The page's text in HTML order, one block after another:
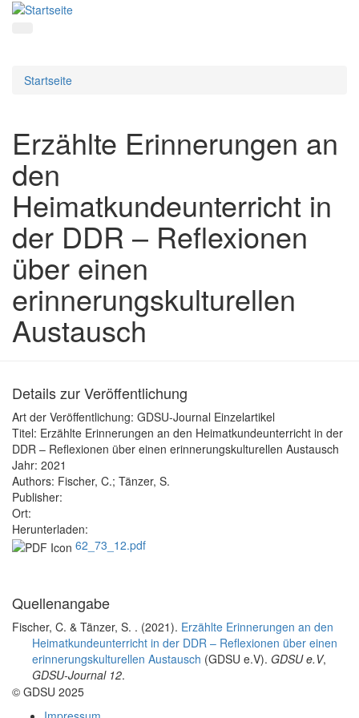
Startseite
Erzählte Erinnerungen an
den
Heimatkundeunterricht in
der DDR – Reflexionen
über einen
erinnerungskulturellen
Austausch
Details zur Veröffentlichung
Art der Veröffentlichung: GDSU-Journal Einzelartikel
Titel: Erzählte Erinnerungen an den Heimatkundeunterricht in der
DDR – Reflexionen über einen erinnerungskulturellen Austausch
Jahr: 2021
Authors: Fischer, C.; Tänzer, S.
Publisher:
Ort:
Herunterladen:
62_73_12.pdf
Quellenangabe
Fischer, C. & Tänzer, S. . (2021). Erzählte Erinnerungen an den
Heimatkundeunterricht in der DDR – Reflexionen über einen
erinnerungskulturellen Austausch (GDSU e.V). GDSU e.V,
GDSU-Journal 12.
© GDSU 2025